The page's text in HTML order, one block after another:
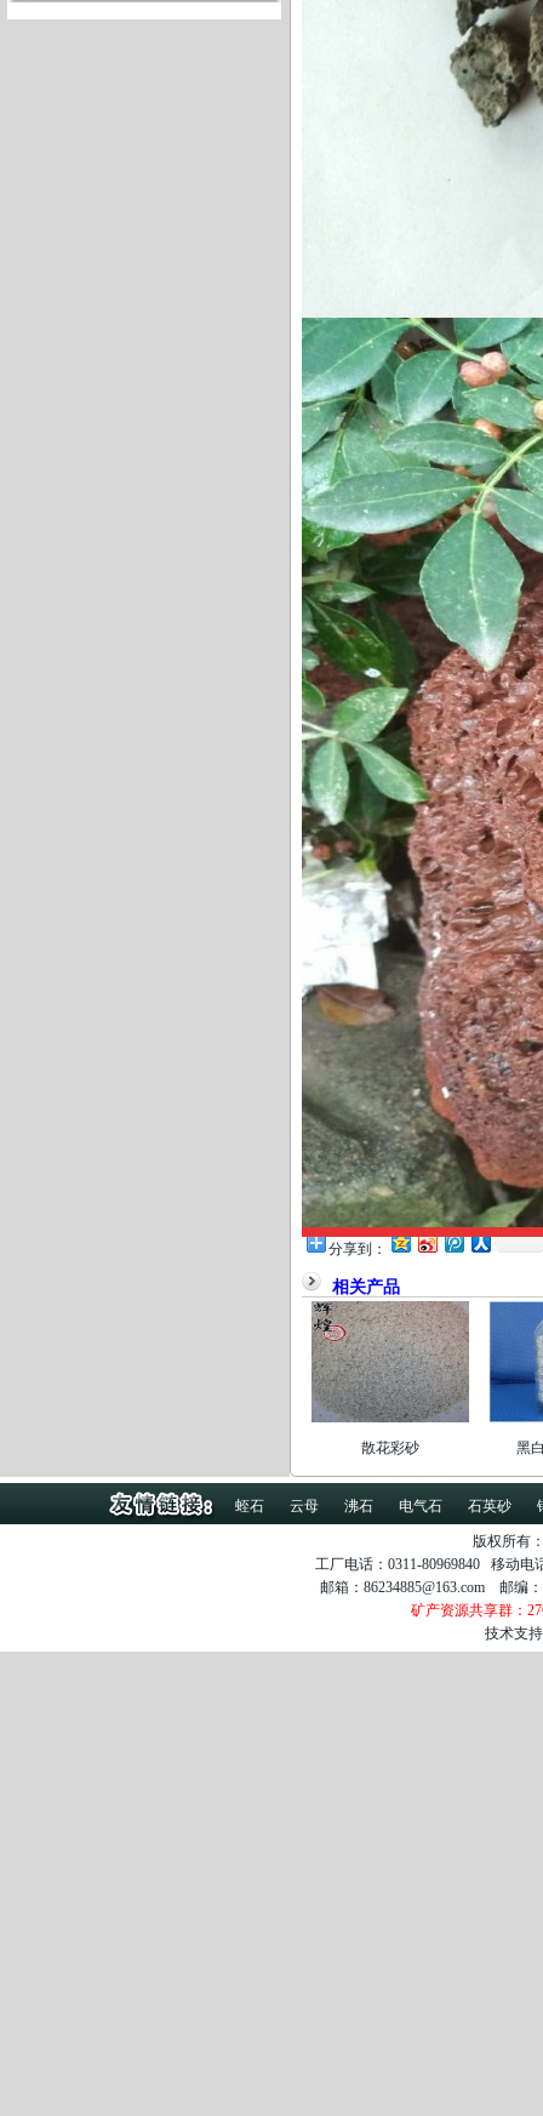
分享到：
相关产品
散花彩砂 黑
蛭石 云母 沸石 电气石 石英砂
版权所有
工厂电话：0311-80969840 移动电
邮箱：86234885@163.com 邮编
矿产资源共享群：
技术支